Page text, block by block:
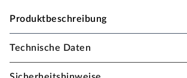
Produktbeschreibung
PALMAKO Ferienhaus
Technische Daten